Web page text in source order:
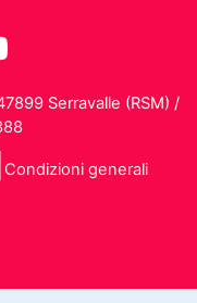
Serravalle (RSM) /
Condizioni generali